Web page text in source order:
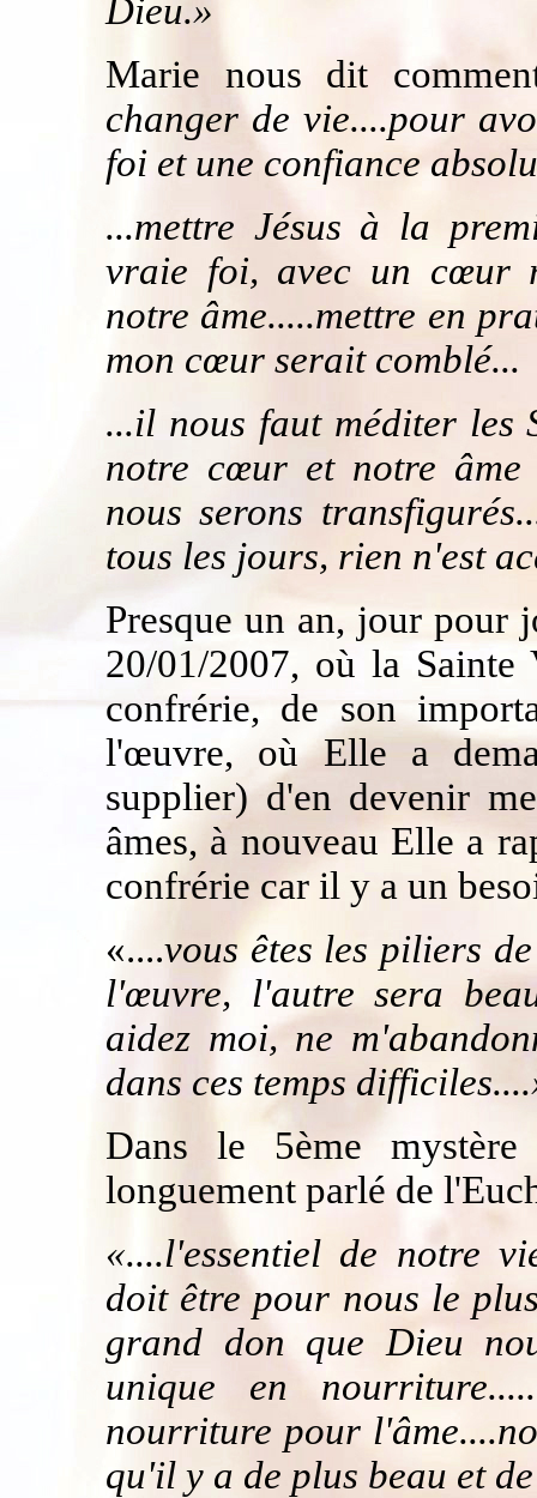
Dieu.»
Marie nous dit
changer de vie....pour
foi et une confiance
...mettre Jésus à la
vraie foi, avec un cœur
notre âme.....mettre en
mon cœur serait comblé...
...il nous faut méditer les
notre cœur et notre
nous serons
tous les jours, rien n'est
Presque un an, jour pour
20/01/2007, où la
confrérie, de son
l'œuvre, où Elle a
supplier) d'en devenir
âmes, à nouveau Elle a
confrérie car il y a un
«....vous êtes les piliers
l'œuvre, l'autre sera
aidez moi, ne
dans ces temps
Dans le 5ème
longuement parlé de
«....l'essentiel de notre
doit être pour nous le
grand don que Dieu
unique en
nourriture pour
qu'il y a de plus beau et